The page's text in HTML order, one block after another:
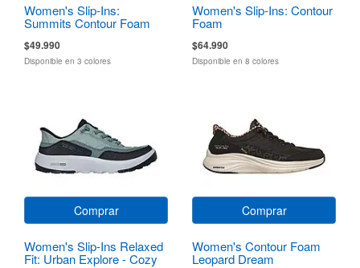
Women's Slip-Ins:
Summits Contour Foam
$49.990
Disponible en 3 colores
Women's Slip-Ins: Contour
Foam
$64.990
Disponible en 8 colores
Comprar
Women's Slip-Ins Relaxed
Fit: Urban Explore - Cozy
Comprar
Women's Contour Foam
Leopard Dream